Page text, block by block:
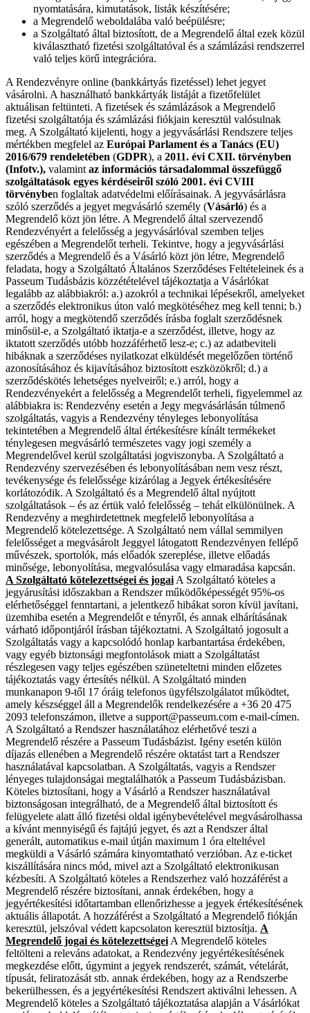
nyomtatására, kimutatások, listák készítésére;
a Megrendelő weboldalába való beépülésre;
a Szolgáltató által biztosított, de a Megrendelő által ezek közül
kiválasztható fizetési szolgáltatóval és a számlázási rendszerrel
való teljes körű integrációra.
A Rendezvényre online (bankkártyás fizetéssel) lehet jegyet
vásárolni. A használható bankkártyák listáját a fizetőfelület
aktuálisan feltünteti. A fizetések és számlázások a Megrendelő
fizetési szolgáltatója és számlázási fiókjain keresztül valósulnak
meg. A Szolgáltató kijelenti, hogy a jegyvásárlási Rendszere teljes
mértékben megfelel az Európai Parlament és a Tanács (EU)
2016/679 rendeletében (GDPR), a 2011. évi CXII. törvényben
(Infotv.), valamint az információs társadalommal összefüggő
szolgáltatások egyes kérdéseiről szóló 2001. évi CVIII
törvényben foglaltak adatvédelmi előírásainak. A jegyvásárlásra
szóló szerződés a jegyet megvásárló személy (Vásárló) és a
Megrendelő közt jön létre. A Megrendelő által szervezendő
Rendezvényért a felelősség a jegyvásárlóval szemben teljes
egészében a Megrendelőt terheli. Tekintve, hogy a jegyvásárlási
szerződés a Megrendelő és a Vásárló közt jön létre, Megrendelő
feladata, hogy a Szolgáltató Általános Szerződéses Feltételeinek és a
Passeum Tudásbázis közzétételével tájékoztatja a Vásárlókat
legalább az alábbiakról: a.) azokról a technikai lépésekről, amelyeket
a szerződés elektronikus úton való megkötéséhez meg kell tenni; b.)
arról, hogy a megkötendő szerződés írásba foglalt szerződésnek
minősül-e, a Szolgáltató iktatja-e a szerződést, illetve, hogy az
iktatott szerződés utóbb hozzáférhető lesz-e; c.) az adatbeviteli
hibáknak a szerződéses nyilatkozat elküldését megelőzően történő
azonosításához és kijavításához biztosított eszközökről; d.) a
szerződéskötés lehetséges nyelveiről; e.) arról, hogy a
Rendezvényekért a felelősség a Megrendelőt terheli, figyelemmel az
alábbiakra is: Rendezvény esetén a Jegy megvásárlásán túlmenő
szolgáltatás, vagyis a Rendezvény tényleges lebonyolítása
tekintetében a Megrendelő által értékesítésre kínált termékeket
ténylegesen megvásárló természetes vagy jogi személy a
Megrendelővel kerül szolgáltatási jogviszonyba. A Szolgáltató a
Rendezvény szervezésében és lebonyolításában nem vesz részt,
tevékenysége és felelőssége kizárólag a Jegyek értékesítésére
korlátozódik. A Szolgáltató és a Megrendelő által nyújtott
szolgáltatások – és az értük való felelősség – tehát elkülönülnek. A
Rendezvény a meghirdetettnek megfelelő lebonyolítása a
Megrendelő kötelezettsége. A Szolgáltató nem vállal semmilyen
felelősséget a megvásárolt Jeggyel látogatott Rendezvényen fellépő
művészek, sportolók, más előadók szereplése, illetve előadás
minősége, lebonyolítása, megvalósulása vagy elmaradása kapcsán.
A Szolgáltató kötelezettségei és jogai A Szolgáltató köteles a
jegyárusítási időszakban a Rendszer működőképességét 95%-os
elérhetőséggel fenntartani, a jelentkező hibákat soron kívül javítani,
üzemhiba esetén a Megrendelőt e tényről, és annak elhárításának
várható időpontjáról írásban tájékoztatni. A Szolgáltató jogosult a
Szolgáltatás vagy a kapcsolódó honlap karbantartása érdekében,
vagy egyéb biztonsági megfontolások miatt a Szolgáltatást
részlegesen vagy teljes egészében szüneteltetni minden előzetes
tájékoztatás vagy értesítés nélkül. A Szolgáltató minden
munkanapon 9-től 17 óráig telefonos ügyfélszolgálatot működtet,
amely készséggel áll a Megrendelők rendelkezésére a +36 20 475
2093 telefonszámon, illetve a support@passeum.com e-mail-címen.
A Szolgáltató a Rendszer használatához elérhetővé teszi a
Megrendelő részére a Passeum Tudásbázist. Igény esetén külön
díjazás ellenében a Megrendelő részére oktatást tart a Rendszer
használatával kapcsolatban. A Szolgáltatás, vagyis a Rendszer
lényeges tulajdonságai megtalálhatók a Passeum Tudásbázisban.
Köteles biztosítani, hogy a Vásárló a Rendszer használatával
biztonságosan integrálható, de a Megrendelő által biztosított és
felügyelete alatt álló fizetési oldal igénybevételével megvásárolhassa
a kívánt mennyiségű és fajtájú jegyet, és azt a Rendszer által
generált, automatikus e-mail útján maximum 1 óra elteltével
megküldi a Vásárló számára kinyomtatható verzióban. Az e-ticket
kiszállítására nincs mód, mivel azt a Szolgáltató elektronikusan
kézbesíti. A Szolgáltató köteles a Rendszerhez való hozzáférést a
Megrendelő részére biztosítani, annak érdekében, hogy a
jegyértékesítési időtartamban ellenőrizhesse a jegyek értékesítésének
aktuális állapotát. A hozzáférést a Szolgáltató a Megrendelő fiókján
keresztül, jelszóval védett kapcsolaton keresztül biztosítja. A
Megrendelő jogai és kötelezettségei A Megrendelő köteles
feltölteni a releváns adatokat, a Rendezvény jegyértékesítésének
megkezdése előtt, úgymint a jegyek rendszerét, számát, vételárát,
típusát, feliratozását stb. annak érdekében, hogy az a Rendszerbe
bekerülhessen, és a jegyértékesítési Rendszert aktiválni lehessen. A
Megrendelő köteles a Szolgáltató tájékoztatása alapján a Vásárlókat